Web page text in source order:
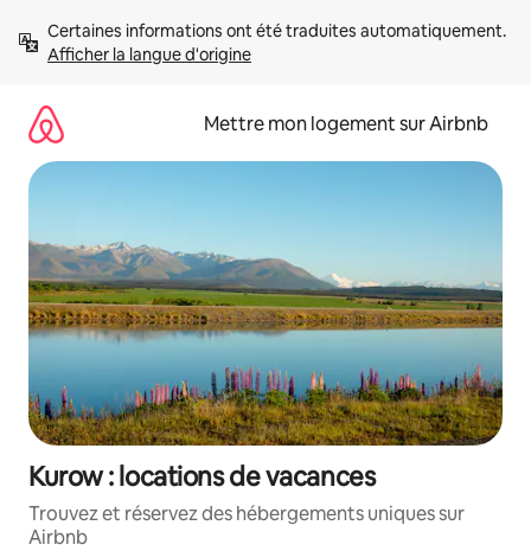
directement
Afficher la langue d'origine
Mettre mon logement sur Airbnb
Kurow : locations de vacances
Trouvez et réservez des hébergements uniques sur
Airbnb